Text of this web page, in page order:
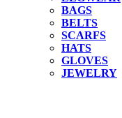
BAGS
BELTS
SCARFS
HATS
GLOVES
JEWELRY